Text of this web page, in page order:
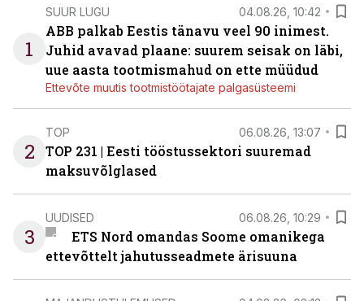
1
SUUR LUGU 04.08.26, 10:42
ABB palkab Eestis tänavu veel 90 inimest.
Juhid avavad plaane: suurem seisak on läbi,
uue aasta tootmismahud on ette müüdud
Ettevõte muutis tootmistöötajate palgasüsteemi
2
TOP 06.08.26, 13:07
TOP 231 | Eesti tööstussektori suuremad
maksuvõlglased
3
UUDISED 06.08.26, 10:29
ETS Nord omandas Soome omanikega
ettevõttelt jahutusseadmete ärisuuna